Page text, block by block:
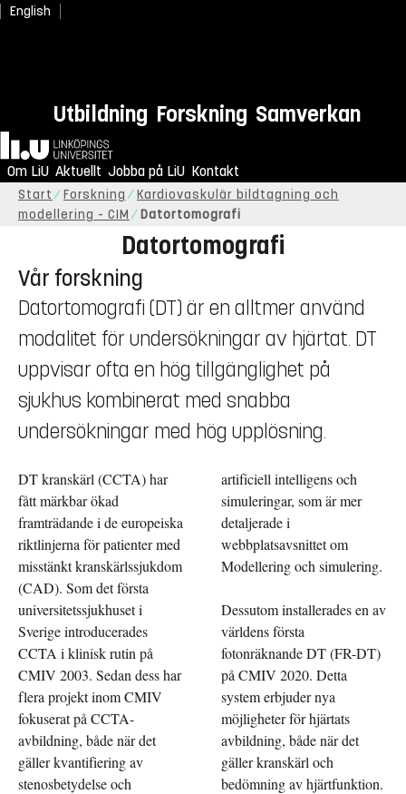
English
Utbildning Forskning Samverkan
Hem
Om LiU Aktuellt Jobba på LiU Kontakt
Start Forskning
Kardiovaskulär bildtagning och
modellering - CIM
Datortomografi
Datortomografi
Vår forskning
Datortomografi (DT) är en alltmer använd
modalitet för undersökningar av hjärtat. DT
uppvisar ofta en hög tillgänglighet på
sjukhus kombinerat med snabba
undersökningar med hög upplösning.
DT kranskärl (CCTA) har
fått märkbar ökad
framträdande i de europeiska
riktlinjerna för patienter med
misstänkt kranskärlssjukdom
(CAD). Som det första
universitetssjukhuset i
Sverige introducerades
CCTA i klinisk rutin på
CMIV 2003. Sedan dess har
flera projekt inom CMIV
fokuserat på CCTA-
avbildning, både när det
gäller kvantifiering av
stenosbetydelse och
artificiell intelligens och
simuleringar, som är mer
detaljerade i
webbplatsavsnittet om
Modellering och simulering.
Dessutom installerades en av
världens första
fotonräknande DT (FR-DT)
på CMIV 2020. Detta
system erbjuder nya
möjligheter för hjärtats
avbildning, både när det
gäller kranskärl och
bedömning av hjärtfunktion.